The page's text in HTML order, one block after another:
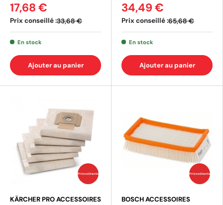
Prix conseillé :33,68 €
17,68 €
En stock
Ajouter au panier
Prix conseillé :65,68 €
34,49 €
En stock
Ajouter au panier
Prix coûtants
KÄRCHER PRO ACCESSOIRES
Prix coûtants
BOSCH ACCESSOIRES